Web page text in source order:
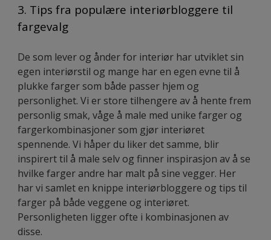
3. Tips fra populære interiørbloggere til
fargevalg
De som lever og ånder for interiør har utviklet sin
egen interiørstil og mange har en egen evne til å
plukke farger som både passer hjem og
personlighet. Vi er store tilhengere av å hente frem
personlig smak, våge å male med unike farger og
fargerkombinasjoner som gjør interiøret
spennende. Vi håper du liker det samme, blir
inspirert til å male selv og finner inspirasjon av å se
hvilke farger andre har malt på sine vegger. Her
har vi samlet en knippe interiørbloggere og tips til
farger på både veggene og interiøret.
Personligheten ligger ofte i kombinasjonen av
disse.